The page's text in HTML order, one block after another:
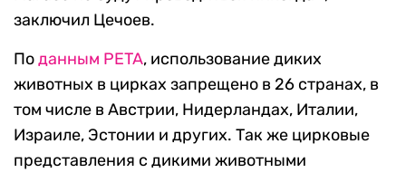
заключил Цечоев.
Поданным PETA, использование диких
животных в цирках запрещено в 26 странах, в
том числе в Австрии, Нидерландах, Италии,
Израиле, Эстонии и других. Так же цирковые
представления с дикими животными